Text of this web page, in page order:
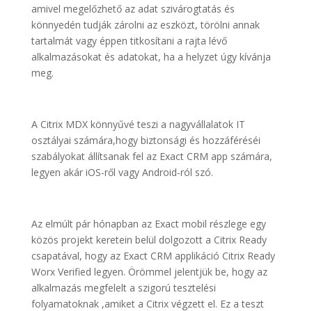
amivel megelőzhető az adat szivárogtatás és
könnyedén tudják zárolni az eszközt, törölni annak
tartalmát vagy éppen titkosítani a rajta lévő
alkalmazásokat és adatokat, ha a helyzet úgy kívánja
meg.
A Citrix MDX könnyűvé teszi a nagyvállalatok IT
osztályai számára,hogy biztonsági és hozzáféréséi
szabályokat állítsanak fel az Exact CRM app számára,
legyen akár iOS-ről vagy Android-ról szó.
Az elmúlt pár hónapban az Exact mobil részlege egy
közös projekt keretein belül dolgozott a Citrix Ready
csapatával, hogy az Exact CRM applikáció Citrix Ready
Worx Verified legyen. Örömmel jelentjük be, hogy az
alkalmazás megfelelt a szigorú tesztelési
folyamatoknak ,amiket a Citrix végzett el. Ez a teszt